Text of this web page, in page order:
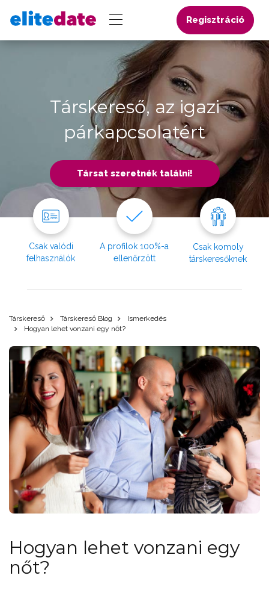
Regisztráció
Társkereső, az igazi
párkapcsolatért
Társat szeretnék találni!
Csak valódi
felhasználók
A profilok 100%-a
ellenőrzött
Csak komoly
társkeresőknek
Társkereső Társkereső Blog
Ismerkedés
Hogyan lehet vonzani egy nőt?
Hogyan lehet vonzani egy
nőt?